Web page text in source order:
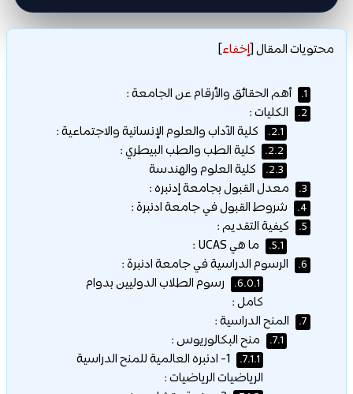
محتويات المقال[إخفاء]
1. أهم الحقائق والأرقام عن الجامعة :
2. الكليات :
2.1. كلية الآداب والعلوم الإنسانية والاجتماعية :
2.2. كلية الطب والطب البيطري :
2.3. كلية العلوم والهندسة
3. معدل القبول بجامعة إدنبره :
4. شروط القبول في جامعة ادنبرة :
5. كيفية التقديم :
5.1. ما هي UCAS :
6. الرسوم الدراسية في جامعة ادنبرة :
6.0.1.
رسوم الطلاب الدوليين بدوام
كامل :
7. المنح الدراسية :
7.1. منح البكالوريوس :
7.1.1.
1- ادنبره العالمية للمنح الدراسية
الرياضيات الرياضيات :